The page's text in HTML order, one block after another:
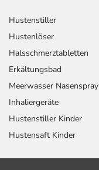
Hustenstiller
Hustenlöser
Halsschmerztabletten
Erkältungsbad
Meerwasser Nasenspray
Inhaliergeräte
Hustenstiller Kinder
Hustensaft Kinder